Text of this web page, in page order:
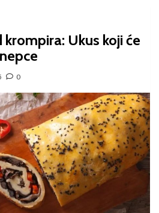
Ukus koji će
0